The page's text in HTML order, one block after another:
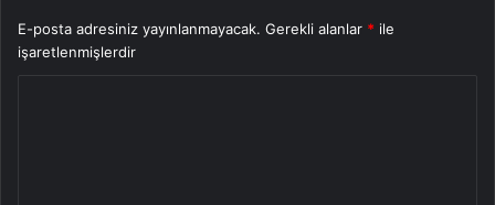
E-posta adresiniz yayınlanmayacak. Gerekli alanlar * ile
işaretlenmişlerdir